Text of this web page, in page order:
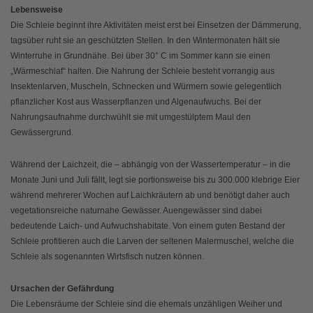
Lebensweise
Die Schleie beginnt ihre Aktivitäten meist erst bei Einsetzen der Dämmerung,
tagsüber ruht sie an geschützten Stellen. In den Wintermonaten hält sie
Winterruhe in Grundnähe. Bei über 30° C im Sommer kann sie einen
„Wärmeschlaf“ halten. Die Nahrung der Schleie besteht vorrangig aus
Insektenlarven, Muscheln, Schnecken und Würmern sowie gelegentlich
pflanzlicher Kost aus Wasserpflanzen und Algenaufwuchs. Bei der
Nahrungsaufnahme durchwühlt sie mit umgestülptem Maul den
Gewässergrund.
Während der Laichzeit, die – abhängig von der Wassertemperatur – in die
Monate Juni und Juli fällt, legt sie portionsweise bis zu 300.000 klebrige Eier
während mehrerer Wochen auf Laichkräutern ab und benötigt daher auch
vegetationsreiche naturnahe Gewässer. Auengewässer sind dabei
bedeutende Laich- und Aufwuchshabitate. Von einem guten Bestand der
Schleie profitieren auch die Larven der seltenen Malermuschel, welche die
Schleie als sogenannten Wirtsfisch nutzen können.
Ursachen der Gefährdung
Die Lebensräume der Schleie sind die ehemals unzähligen Weiher und